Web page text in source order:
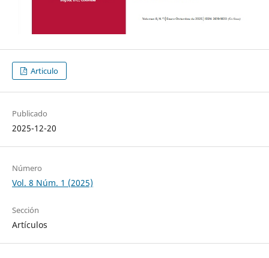
Articulo
Publicado
2025-12-20
Número
Vol. 8 Núm. 1 (2025)
Sección
Artículos